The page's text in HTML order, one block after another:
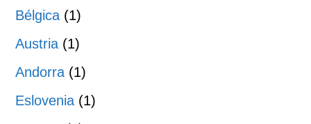
Bélgica (1)
Austria (1)
Andorra (1)
Eslovenia (1)